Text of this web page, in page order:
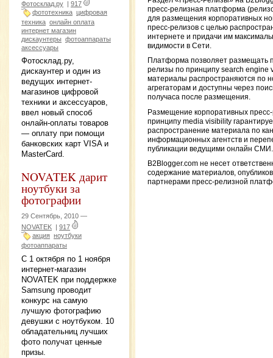
Фотосклад.ру | 917
фототехника цифровая
техника онлайн оплата
интернет магазин
дискаунтеры фотоаппараты
аксессуары
Фотосклад.ру,
дискаунтер и один из
ведущих интернет-
магазинов цифровой
техники и аксессуаров,
ввел новый способ
онлайн-оплаты товаров
— оплату при помощи
банковских карт VISA и
MasterCard.
NOVATEK дарит
ноутбуки за
фотографии
29 Сентябрь, 2010 —
NOVATEK | 917
акция ноутбуки
фотоаппараты
С 1 октября по 1 ноября
интернет-магазин
NOVATEK при поддержке
Samsung проводит
конкурс на самую
лучшую фотографию
девушки с ноутбуком. 10
обладательниц лучших
фото получат ценные
призы.
пресс-релизная платформа
для размещения корпоративных
пресс-релизов с целью
интернете и придачи им
видимости в Сети.
Платформа позволяет размещать
релизы по принципу search engine
материалы распространяются по
агрегаторам и доступны через
получаса после размещения.
Размещение корпоративных
принципу media visibility
распространение материала по
информационных агентств и
публикации ведущими онлайн СМИ.
B2Blogger.com не несет
содержание материалов,
партнерами пресс-релизной